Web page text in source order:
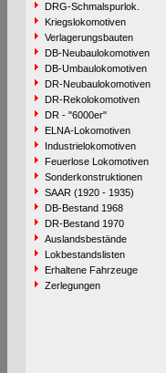
DRG-Schmalspurlok.
Kriegslokomotiven
Verlagerungsbauten
DB-Neubaulokomotiven
DB-Umbaulokomotiven
DR-Neubaulokomotiven
DR-Rekolokomotiven
DR - "6000er"
ELNA-Lokomotiven
Industrielokomotiven
Feuerlose Lokomotiven
Sonderkonstruktionen
SAAR (1920 - 1935)
DB-Bestand 1968
DR-Bestand 1970
Auslandsbestände
Lokbestandslisten
Erhaltene Fahrzeuge
Zerlegungen